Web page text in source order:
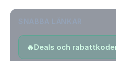
🔥Deals och